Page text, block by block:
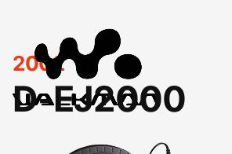
2002
D-EJ2000